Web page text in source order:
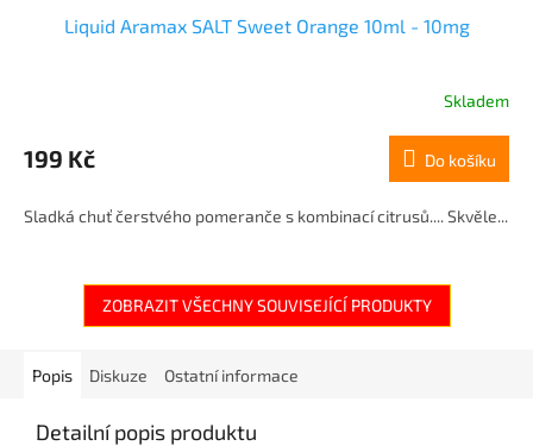
Liquid Aramax SALT Sweet Orange 10ml - 10mg
Skladem
199 Kč Do košíku
Sladká chuť čerstvého pomeranče s kombinací citrusů.... Skvěle...
ZOBRAZIT VŠECHNY SOUVISEJÍCÍ PRODUKTY
Popis Diskuze Ostatní informace
Detailní popis produktu